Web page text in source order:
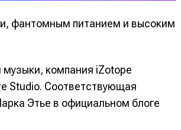
фантомным питанием и высоким
музыки, компания iZotope
Studio. Соответствующая
Этье в официальном блоге